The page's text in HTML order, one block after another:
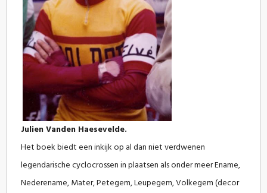
Julien Vanden Haesevelde.
Het boek biedt een inkijk op al dan niet verdwenen
legendarische cyclocrossen in plaatsen als onder meer Ename,
Nederename, Mater, Petegem, Leupegem, Volkegem (decor